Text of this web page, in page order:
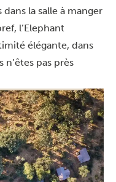
la salle à manger
l’Elephant
élégante, dans
pas près